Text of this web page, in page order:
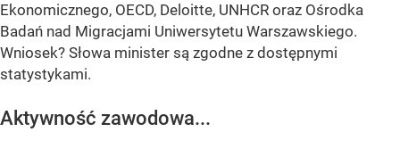
Ekonomicznego, OECD, Deloitte, UNHCR oraz Ośrodka
Badań nad Migracjami Uniwersytetu Warszawskiego.
Wniosek? Słowa minister są zgodne z dostępnymi
statystykami.
Aktywność zawodowa...